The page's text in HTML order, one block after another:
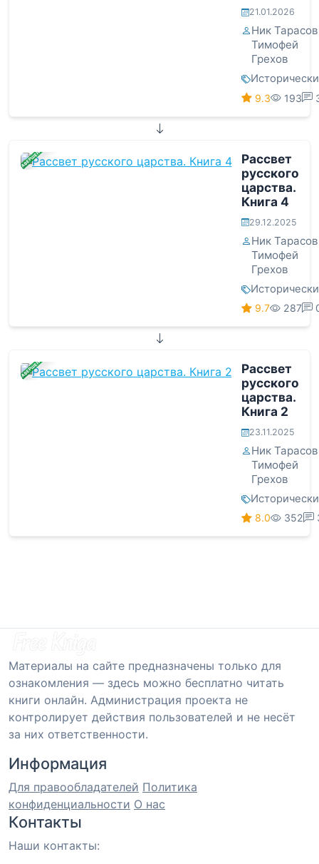
21.01.2026
Ник Тарасов
Тимофей
Грехов
9.3 193
ЗАВЕРШЕНА
Рассвет
русского
царства.
Книга 4
29.12.2025
Ник Тарасов
Тимофей
Грехов
9.7 287
ЗАВЕРШЕНА
Рассвет
русского
царства.
Книга 2
23.11.2025
Ник Тарасов
Тимофей
Грехов
8.0 352
Материалы на сайте предназначены только для
ознакомления — здесь можно бесплатно читать
книги онлайн. Администрация проекта не
контролирует действия пользователей и не несёт
за них ответственности.
Информация
Для правообладателей Политика
конфиденциальности О нас
Контакты
Наши контакты: